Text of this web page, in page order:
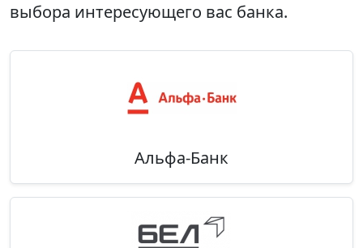
выбора интересующего вас банка.
Альфа-Банк